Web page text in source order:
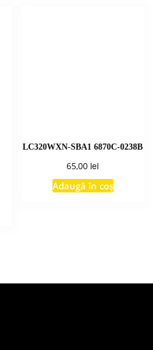
LC320WXN-SBA1 6870C-0238B
65,00 lei
Adaugă în coș